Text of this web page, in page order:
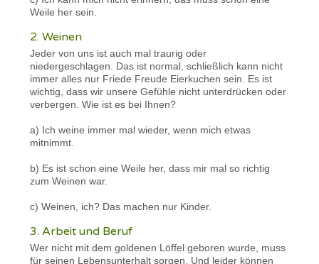
Weile her sein.
2. Weinen
Jeder von uns ist auch mal traurig oder
niedergeschlagen. Das ist normal, schließlich kann nicht
immer alles nur Friede Freude Eierkuchen sein. Es ist
wichtig, dass wir unsere Gefühle nicht unterdrücken oder
verbergen. Wie ist es bei Ihnen?
a) Ich weine immer mal wieder, wenn mich etwas
mitnimmt.
b) Es ist schon eine Weile her, dass mir mal so richtig
zum Weinen war.
c) Weinen, ich? Das machen nur Kinder.
3. Arbeit und Beruf
Wer nicht mit dem goldenen Löffel geboren wurde, muss
für seinen Lebensunterhalt sorgen. Und leider können